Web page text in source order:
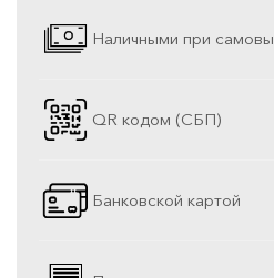
Наличными при
QR кодом (СБП)
Банковской картой